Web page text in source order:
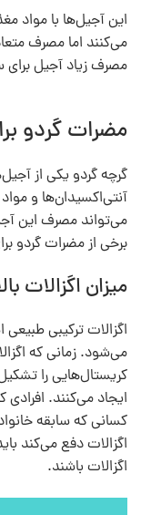
این آجیل‌ها با مواد
می‌کنند اما مصرف
مصرف زیاد آجیل
مضرات گردو
آنتی‌اکسیدان‌ها و
می‌تواند مصرف این
برخی از مضرات گردو
میزان اگزالات
اگزالات ترکیبی
می‌شود. زمانی که
کریستال‌هایی را
ایجاد می‌کنند.
کسانی که سابقه
اگزالات دفع می‌کند
اگزالات باشند.